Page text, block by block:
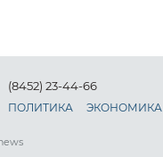
(8452) 23-44-66
ПОЛИТИКА ЭКОНОМИКА